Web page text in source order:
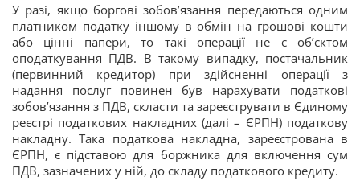
У разі, якщо боргові зобов’язання передаються одним
платником податку іншому в обмін на грошові кошти
або цінні папери, то такі операції не є об’єктом
оподаткування ПДВ. В такому випадку, постачальник
(первинний кредитор) при здійсненні операції з
надання послуг повинен був нарахувати податкові
зобов’язання з ПДВ, скласти та зареєструвати в Єдиному
реєстрі податкових накладних (далі – ЄРПН) податкову
накладну. Така податкова накладна, зареєстрована в
ЄРПН, є підставою для боржника для включення сум
ПДВ, зазначених у ній, до складу податкового кредиту.